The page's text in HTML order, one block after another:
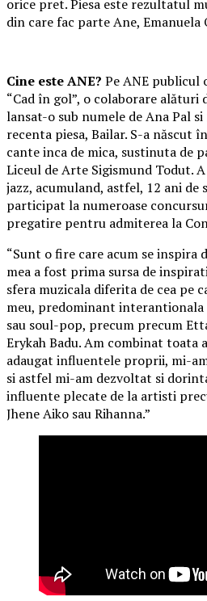
orice pret. Piesa este rezultatul
din care fac parte Ane, Emanuela
Cine este ANE? Pe ANE publicul
“Cad în gol”, o colaborare alături
lansat-o sub numele de Ana Pal
recenta piesa, Bailar. S-a născut
cante inca de mica, sustinuta de
Liceul de Arte Sigismund Todut.
jazz, acumuland, astfel, 12 ani de
participat la numeroase
pregatire pentru admiterea la
“Sunt o fire care acum se inspira
mea a fost prima sursa de
sfera muzicala diferita de cea pe
meu, predominant
sau soul-pop, precum precum
Erykah Badu. Am combinat toata
adaugat influentele proprii, mi-
si astfel mi-am dezvoltat si
influente plecate de la artisti
Jhene Aiko sau Rihanna.”